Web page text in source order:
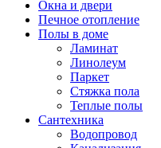
Окна и двери
Печное отопление
Полы в доме
Ламинат
Линолеум
Паркет
Стяжка пола
Теплые полы
Сантехника
Водопровод